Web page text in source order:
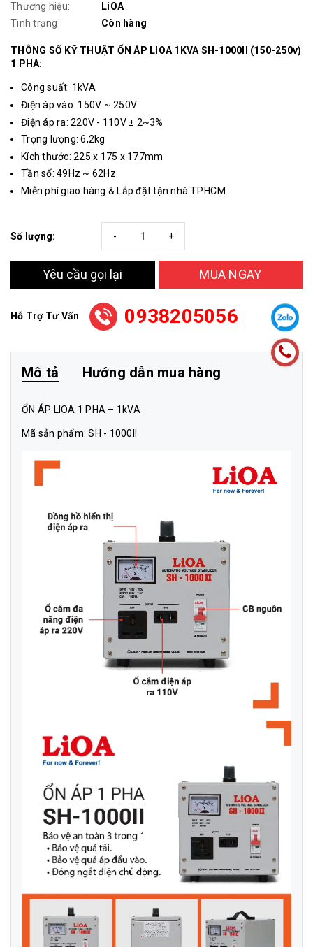
Thương hiệu:
LiOA
Tình trạng:
Còn hàng
THÔNG SỐ KỸ THUẬT ỔN ÁP LIOA 1KVA SH-1000II (150-250v)
1 PHA:
Công suất: 1kVA
Điện áp vào: 150V ~ 250V
Điện áp ra: 220V - 110V ± 2~3%
Trọng lượng: 6,2kg
Kích thước: 225 x 175 x 177mm
Tần số: 49Hz ~ 62Hz
Miễn phí giao hàng & Lắp đặt tận nhà TP.HCM
Số lượng: +
-
Yêu cầu gọi lại MUA NGAY
Hỗ Trợ Tư Vấn 0938205056
Mô tả Hướng dẫn mua hàng
ỔN ÁP LIOA 1 PHA – 1kVA
Mã sản phẩm: SH - 1000II